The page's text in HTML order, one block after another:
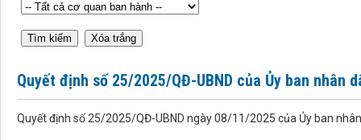
Quyết định số 25/2025/QĐ-UBND của Ủy ban nhân
Quyết định số 25/2025/QĐ-UBND ngày 08/11/2025 của Ủy ban